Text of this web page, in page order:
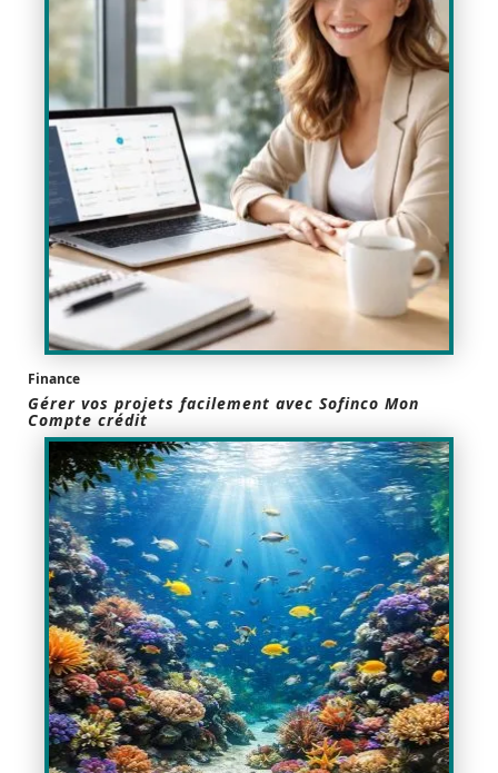
Finance
Gérer vos projets facilement avec Sofinco Mon
Compte crédit